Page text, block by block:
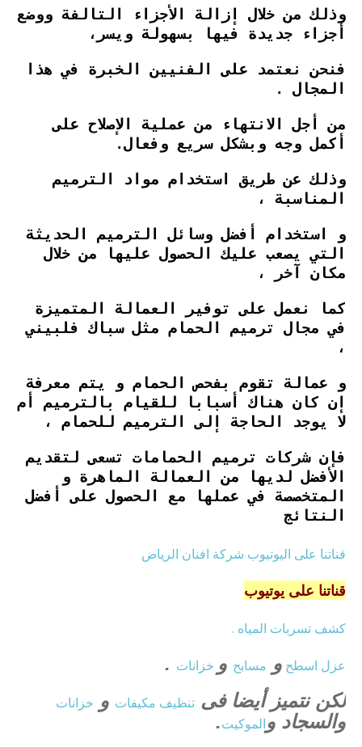
وذلك من خلال إزالة الأجزاء التالفة ووضع
أجزاء جديدة فيها بسهولة ويسر،
فنحن نعتمد على الفنيين الخبرة في هذا
المجال .
من أجل الانتهاء من عملية الإصلاح على
أكمل وجه وبشكل سريع وفعال.
وذلك عن طريق استخدام مواد الترميم
المناسبة ،
و استخدام أفضل وسائل الترميم الحديثة
التي يصعب عليك الحصول عليها من خلال
مكان آخر ،
كما نعمل على توفير العمالة المتميزة
في مجال ترميم الحمام مثل سباك فلبيني
،
و عمالة تقوم بفحص الحمام و يتم معرفة
إن كان هناك أسبابا للقيام بالترميم أم
لا يوجد الحاجة إلى الترميم للحمام ،
فإن شركات ترميم الحمامات تسعى لتقديم
الأفضل لديها من العمالة الماهرة و
المتخصصة في عملها مع الحصول على أفضل
النتائج
قناتنا على اليوتيوب شركة افنان الرياض
قناتنا على يوتيوب
كشف تسربات المياه .
عزل اسطح و مسابح و خزانات .
لكن نتميز أيضا فى تنظيف مكيفات و خزانات
والسجاد والموكيت.